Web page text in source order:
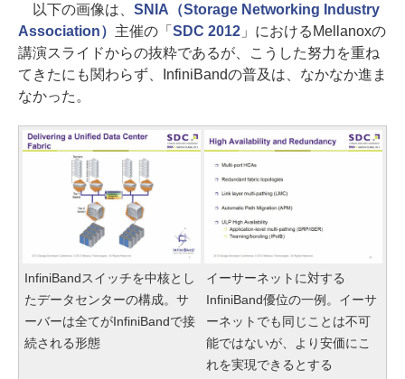
以下の画像は、 SNIA（Storage Networking Industry
Association） 主催の「 SDC 2012」におけるMellanoxの
講演スライドからの抜粋であるが、こうした努力を重ね
てきたにも関わらず、InfiniBandの普及は、なかなか進ま
なかった。
InfiniBandスイッチを中核とし
たデータセンターの構成。サ
ーバーは全てがInfiniBandで接
続される形態
イーサーネットに対する
InfiniBand優位の一例。イーサ
ーネットでも同じことは不可
能ではないが、より安価にこ
れを実現できるとする